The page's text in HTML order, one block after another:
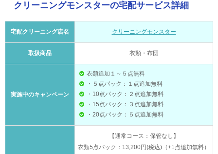
クリーニングモンスターの宅配サービス詳細
宅配クリーニング店名 クリーニングモンスター
取扱商品 衣類・布団
実施中のキャンペーン
衣類追加１～５点無料
・５点パック：１点追加無料
・10点パック：２点追加無料
・15点パック：３点追加無料
・20点パック：５点追加無料
【通常コース：保管なし】
衣類5点パック：13,200円(税込)（+1点追加無料）